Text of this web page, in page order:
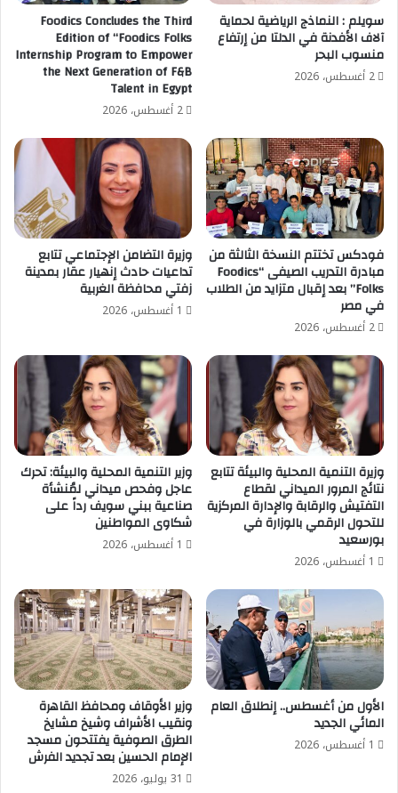
سويلم : النماذج الرياضية لحماية
آلاف الأفدنة في الدلتا من إرتفاع
منسوب البحر
2 أغسطس، 2026
Foodics Concludes the Third
Edition of “Foodics Folks
Internship Program to Empower
the Next Generation of F&B
Talent in Egypt
2 أغسطس، 2026
فودكس تختتم النسخة الثالثة من
مبادرة التدريب الصيفى “Foodics
Folks” بعد إقبال متزايد من الطلاب
في مصر
2 أغسطس، 2026
وزيرة التضامن الإجتماعي تتابع
تداعيات حادث إنهيار عقار بمدينة
زفتي محافظة الغربية
1 أغسطس، 2026
وزيرة التنمية المحلية والبيئة تتابع
نتائج المرور الميداني لقطاع
التفتيش والرقابة والإدارة المركزية
للتحول الرقمي بالوزارة في
بورسعيد
1 أغسطس، 2026
وزير التنمية المحلية والبيئة: تحرك
عاجل وفحص ميداني لمُنشأة
صناعية ببني سويف رداً على
شكاوى المواطنين
1 أغسطس، 2026
الأول من أغسطس.. إنطلاق العام
المائي الجديد
1 أغسطس، 2026
وزير الأوقاف ومحافظ القاهرة
ونقيب الأشراف وشيخ مشايخ
الطرق الصوفية يفتتحون مسجد
الإمام الحسين بعد تجديد الفرش
31 يوليو، 2026